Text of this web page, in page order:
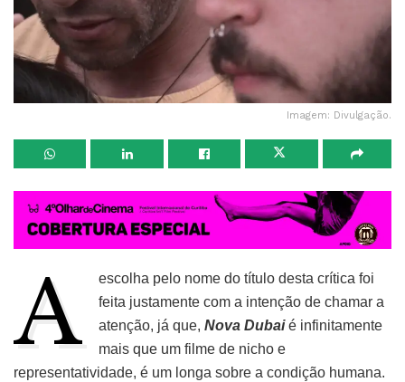
Imagem: Divulgação.
A
escolha pelo nome do título desta crítica foi
feita justamente com a intenção de chamar a
atenção, já que,Nova Dubaié infinitamente
mais que um filme de nicho e
representatividade, é um longa sobre a condição humana.